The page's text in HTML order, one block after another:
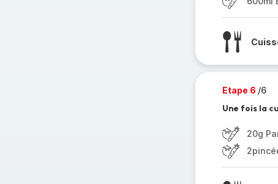
Etape 6 /6
Une fois la
20g